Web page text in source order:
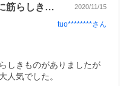
美味しいと思います。たまに筋らしきもの… 2020/11/15
tuo********さん
しきものがありましたが
人気でした。